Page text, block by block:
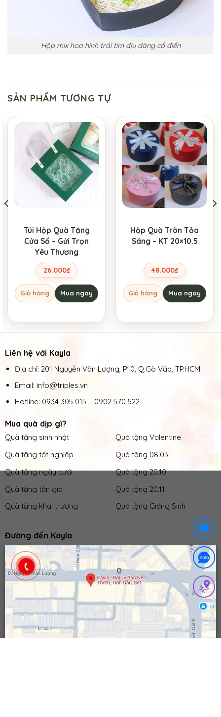
Hộp mix hoa hình trái tim dịu dàng cổ điển
SẢN PHẨM TƯƠNG TỰ
Túi Hộp Quà Tặng
Cửa Sổ – Gửi Trọn
Yêu Thương
26.000₫
Giỏ hàng Mua ngay
Hộp Quà Tròn Tỏa
Sáng – KT 20×10.5
48.000₫
Giỏ hàng Mua ngay
Liên hệ với Kayla
Địa chỉ: 201 Nguyễn Văn Lượng, P.10, Q.Gò Vấp, TP.HCM
Email: info@triples.vn
Hotline: 0934 305 015 – 0902 570 522
Mua quà dịp gì?
Quà tặng sinh nhật
Quà tặng tốt nghiệp
Quà tặng ngày cưới
Quà tặng tân gia
Quà tặng khai trương
Quà tặng Valentine
Quà tặng 08.03
Quà tặng 20.10
Quà tặng 20.11
Quà tặng Giáng Sinh
Đường đến Kayla